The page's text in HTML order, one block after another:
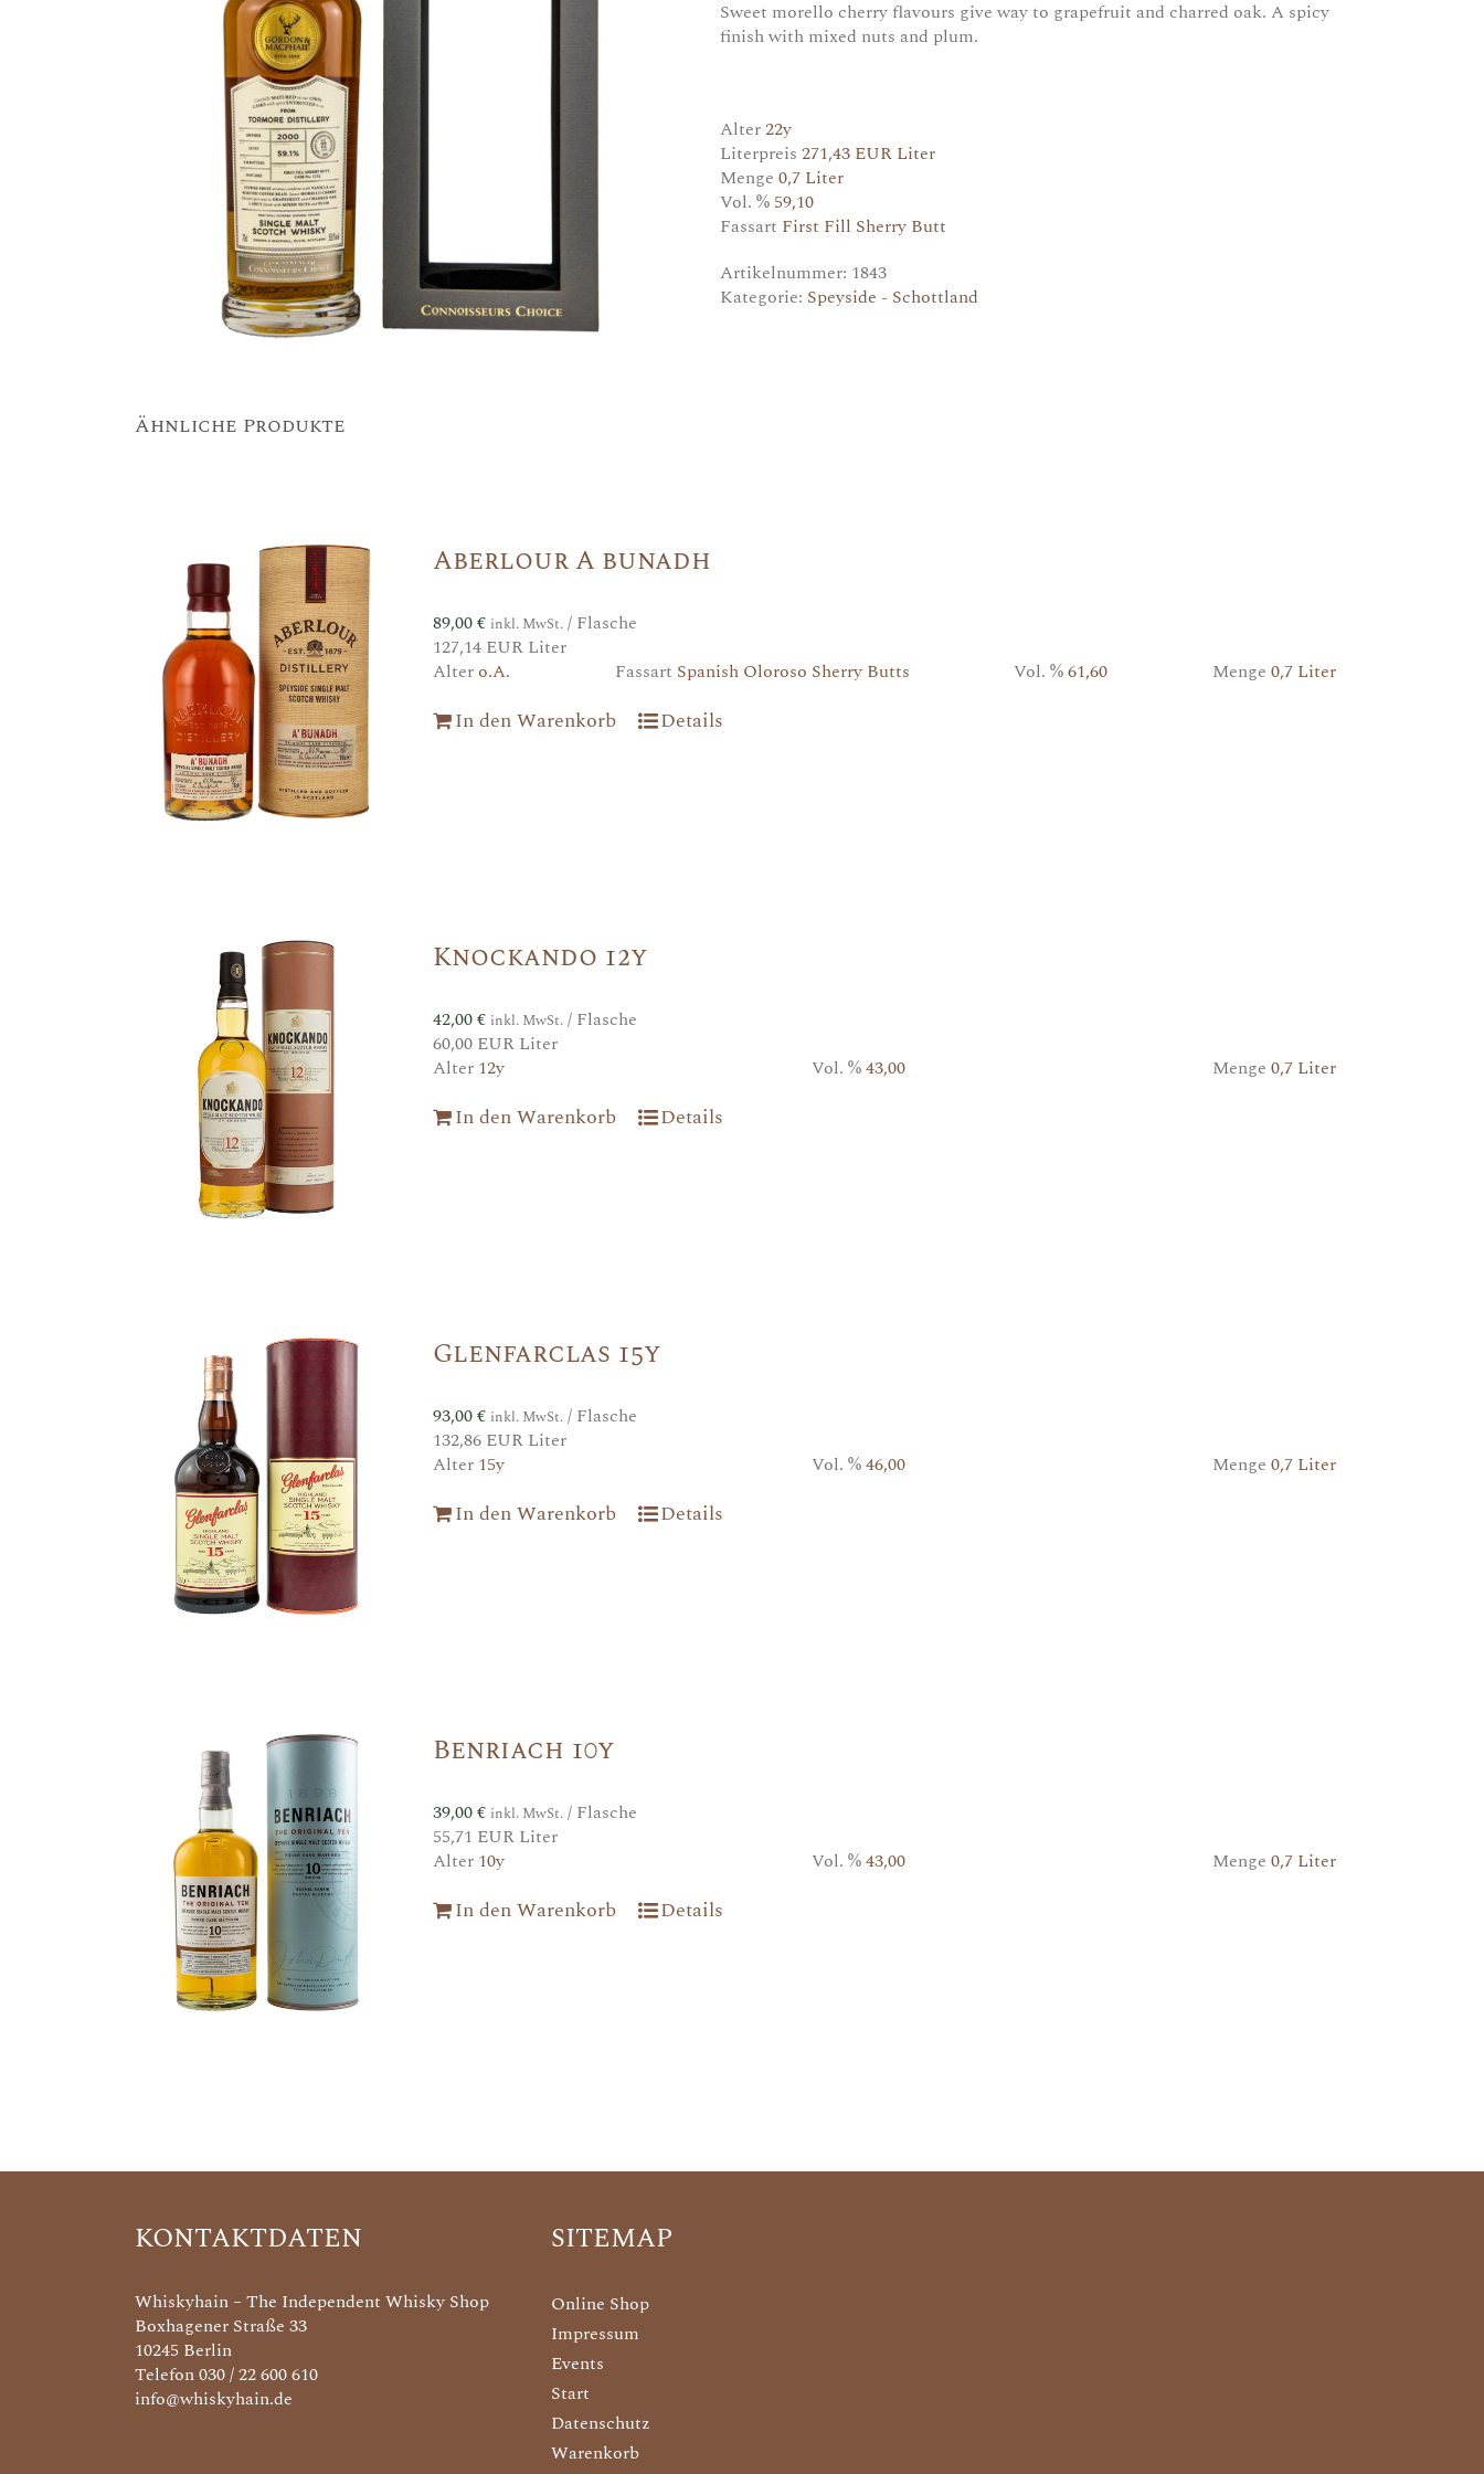
Sweet morello cherry flavours give way to grapefruit and charred oak. A spicy
finish with mixed nuts and plum.
Alter22y
Literpreis 271,43 EUR Liter
Menge 0,7 Liter
Vol. % 59,10
Fassart First Fill Sherry Butt
Artikelnummer: 1843
Kategorie: Speyside - Schottland
Ähnliche Produkte
Aberlour A bunadh
89,00€ inkl. MwSt./ Flasche
127,14 EUR Liter
Altero.A. Fassart Spanish Oloroso Sherry Butts Vol. %61,60 Menge 0,7 Liter
In den Warenkorb Details
Knockando 12y
42,00€ inkl. MwSt./ Flasche
60,00 EUR Liter
Alter 12y Vol. %43,00 Menge 0,7 Liter
In den Warenkorb Details
Glenfarclas 15y
93,00€ inkl. MwSt./ Flasche
132,86 EUR Liter
Alter 15y Vol. %46,00 Menge 0,7 Liter
In den Warenkorb Details
Benriach 10y
39,00€ inkl. MwSt./ Flasche
55,71 EUR Liter
Alter 10y Vol. %43,00 Menge 0,7 Liter
In den Warenkorb Details
KONTAKTDATEN
Whiskyhain – The Independent Whisky Shop
Boxhagener Straße 33
10245 Berlin
Telefon 030 / 22 600 610
info@whiskyhain.de
SITEMAP
Online Shop
Impressum
Events
Start
Datenschutz
Warenkorb